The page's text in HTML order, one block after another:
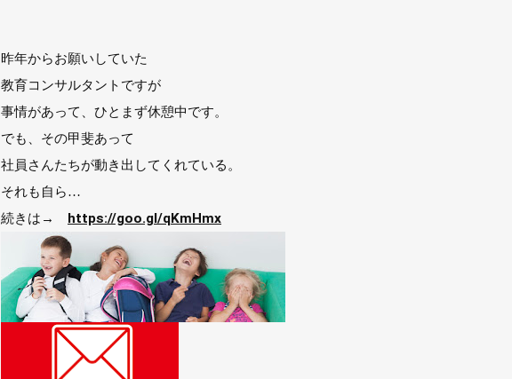
昨年からお願いしていた
教育コンサルタントですが
事情があって、ひとまず休憩中です。
でも、その甲斐あって
社員さんたちが動き出してくれている。
それも自ら…
続きは→ https://goo.gl/qKmHmx